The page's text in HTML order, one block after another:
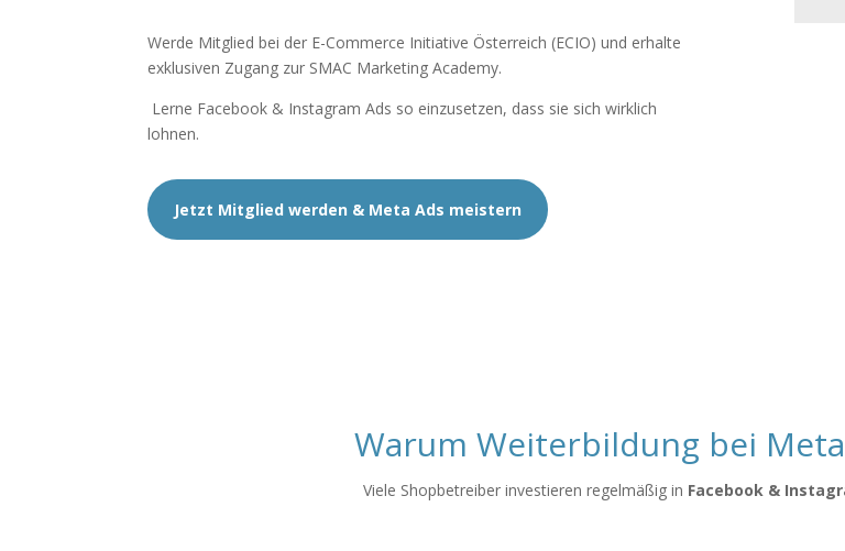
Werde Mitglied bei der E-Commerce Initiative Österreich (ECIO) und erhalte
exklusiven Zugang zur SMAC Marketing Academy.
Lerne Facebook & Instagram Ads so einzusetzen, dass sie sich wirklich
lohnen.
Jetzt Mitglied werden & Meta Ads meistern
Warum Weiterbildung bei
Viele Shopbetreiber investieren regelmäßig in Facebook &